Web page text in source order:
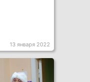
13 января 2022